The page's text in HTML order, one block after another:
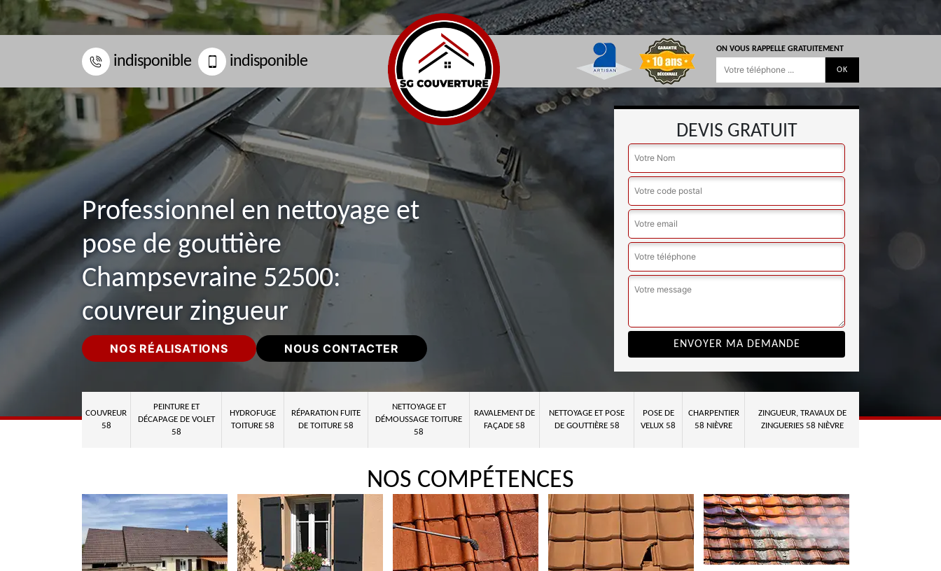
indisponible indisponible
ON VOUS RAPPELLE GRATUITEMENT
Professionnel en nettoyage et
pose de gouttière
Champsevraine 52500:
couvreur zingueur
NOS RÉALISATIONS NOUS CONTACTER
DEVIS GRATUIT
COUVREUR
58
PEINTURE ET
DÉCAPAGE DE VOLET
58
HYDROFUGE
TOITURE 58
RÉPARATION FUITE
DE TOITURE 58
NETTOYAGE ET
DÉMOUSSAGE TOITURE
58
RAVALEMENT DE
FAÇADE 58
NETTOYAGE ET POSE
DE GOUTTIÈRE 58
POSE DE
VELUX 58
CHARPENTIER
58 NIÈVRE
ZINGUEUR, TRAVAUX DE
ZINGUERIES 58 NIÈVRE
NOS COMPÉTENCES